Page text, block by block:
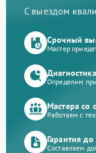
С выездом
Срочный
Мастер
Определим
Мастера со
Работаем с
Гарантия
Составляем